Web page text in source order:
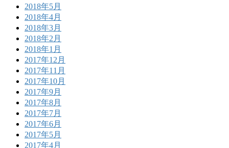
2018年5月
2018年4月
2018年3月
2018年2月
2018年1月
2017年12月
2017年11月
2017年10月
2017年9月
2017年8月
2017年7月
2017年6月
2017年5月
2017年4月